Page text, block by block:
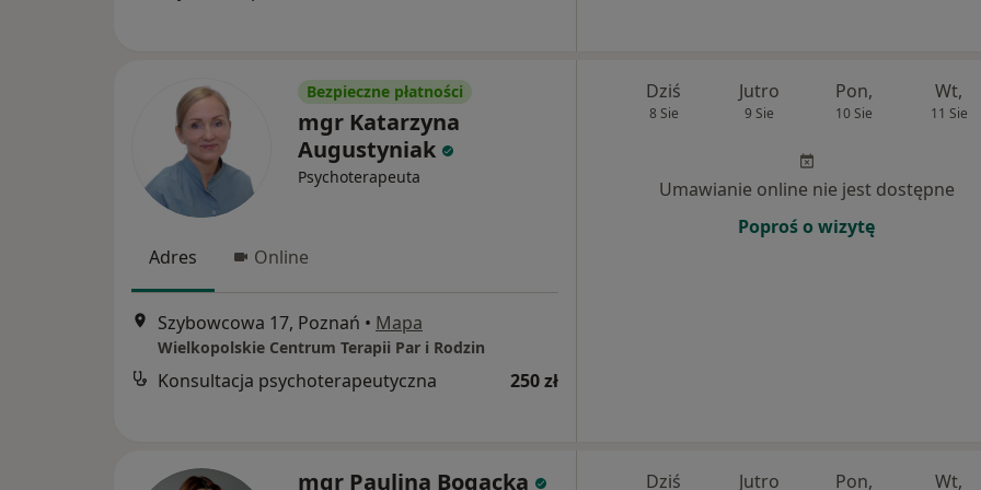
Bezpieczne płatności
mgr Katarzyna
Augustyniak
Psychoterapeuta
Adres Online
Szybowcowa 17, Poznań • Mapa
Wielkopolskie Centrum Terapii Par i Rodzin
Konsultacja psychoterapeutyczna 250 zł
Dziś
8 Sie
Jutro
9 Sie
Pon,
10 Sie
Wt,
11 Sie
Umawianie online nie jest dostępne
Poproś o wizytę
mgr Paulina Bogacka Dziś Jutro Pon, Wt,